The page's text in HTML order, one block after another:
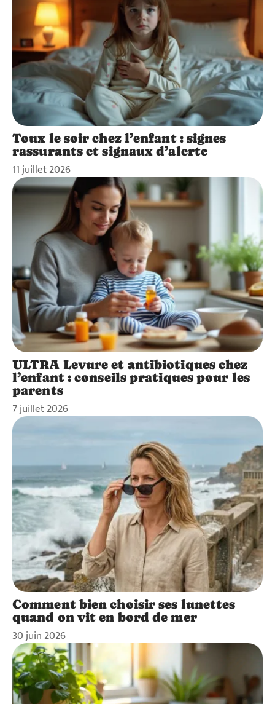
Toux le soir chez l’enfant : signes
rassurants et signaux d’alerte
11 juillet 2026
ULTRA Levure et antibiotiques chez
l’enfant : conseils pratiques pour les
parents
7 juillet 2026
Comment bien choisir ses lunettes
quand on vit en bord de mer
30 juin 2026